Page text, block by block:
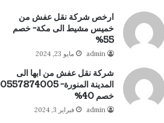
ارخص شركة نقل عفش من
خميس مشيط الى مكة- خصم
55%
admin مايو 23, 2024
شركة نقل عفش من ابها الى
المدينة المنورة- 0557874005
خصم 40%
admin فبراير 3, 2024